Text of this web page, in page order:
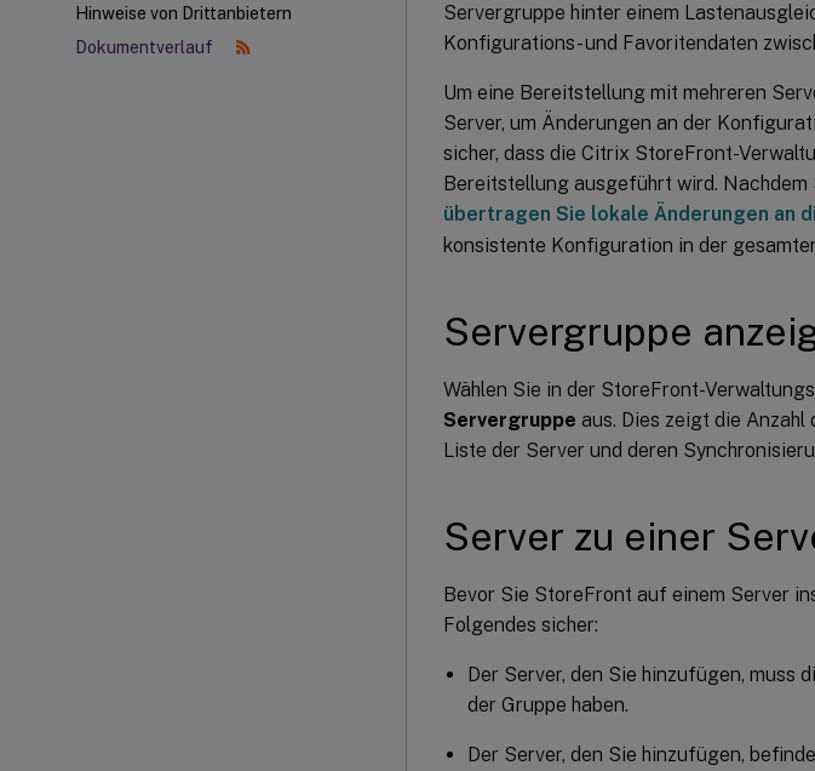
Hinweise von Drittanbietern
Dokumentverlauf
Servergruppe hinter einem
Konfigurations- und Favoritendaten
Um eine Bereitstellung mit mehreren
Server, um Änderungen an der
sicher, dass die Citrix StoreFront-
Bereitstellung ausgeführt wird. Nachdem
übertragen Sie lokale Änderungen an
konsistente Konfiguration in der
Servergruppe
Wählen Sie in der StoreFront-
Servergruppe aus. Dies zeigt die
Liste der Server und deren
Server zu einer
Bevor Sie StoreFront auf einem Server
Folgendes sicher:
Der Server, den Sie hinzufügen, muss
der Gruppe haben.
Der Server, den Sie hinzufügen,